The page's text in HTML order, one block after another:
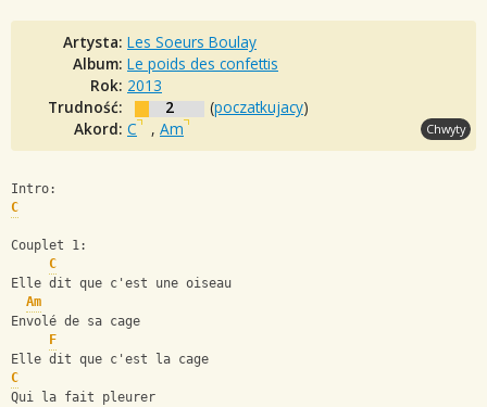
Artysta: Les Soeurs Boulay
Album: Le poids des confettis
Rok: 2013
Trudność:
2 (poczatkujacy)
Akord: C , Am Chwyty
Intro:
C
Couplet 1:
C
Elle dit que c'est une oiseau
Am
Envolé de sa cage
F
Elle dit que c'est la cage
C
Qui la fait pleurer